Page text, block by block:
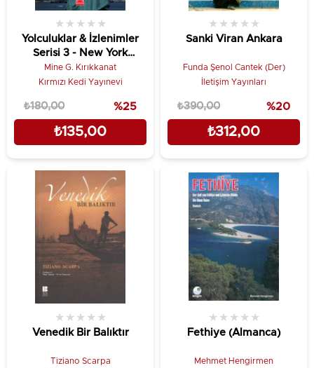
Yolculuklar & İzlenimler
Serisi 3 - New York
(Amerikan Rüyasının
Başkenti)
★ ★ ★ ★ ★
Mine G. Kırıkkanat
Kırmızı Kedi Yayınevi
₺135,00
₺180,00 %25
Sanki Viran Ankara
★ ★ ★ ★ ★
Funda Şenol Cantek (Der)
İletişim Yayınları
₺312,00
₺390,00 %20
Venedik Bir Balıktır
★ ★ ★ ★ ★
Tiziano Scarpa
Fethiye (Almanca)
★ ★ ★ ★ ★
Mehmet Hengirmen